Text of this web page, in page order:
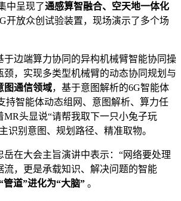
中呈现了通感算智融合、空天地一体化
开放众创试验装置，现场演示了多个场
于边端算力协同的异构机械臂智能协同操
颈，实现多类型机械臂的动态协同规划与
图通信领域，基于意图解析的6G智能体
持智能体动态组网、意图解析、算力任
头显说“请帮我取下一只小兔子玩
识别意图、规划路径、精准取物。
岳在大会主旨演讲中表示：“网络要处理
流，更是承载知识、解决问题的智能
管道”进化为“大脑” 。